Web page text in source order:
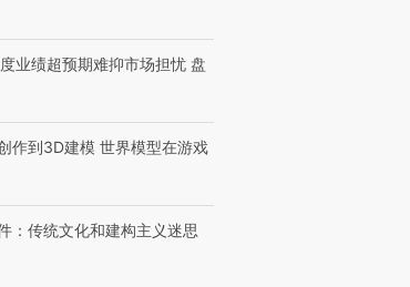
业绩超预期难抑市场担忧 盘
作到3D建模 世界模型在游戏
：传统文化和建构主义迷思